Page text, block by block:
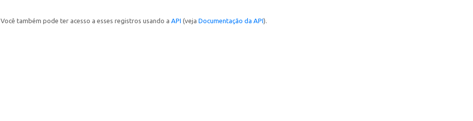
Você também pode ter acesso a esses registros usando a API (veja Documentação da API).